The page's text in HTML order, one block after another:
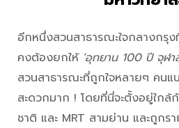
อีกหนึ่งสวนสาธารณะใจกลางกรุ
คงต้องยกให้ ‘อุทยาน 100 ปี จุฬ
สวนสาธารณะที่ถูกใจหลายๆ คนแ
สะดวกมาก ! โดยที่นี่จะตั้งอยู่ใกล้
ชาติ และ MRT สามย่าน และถูกร